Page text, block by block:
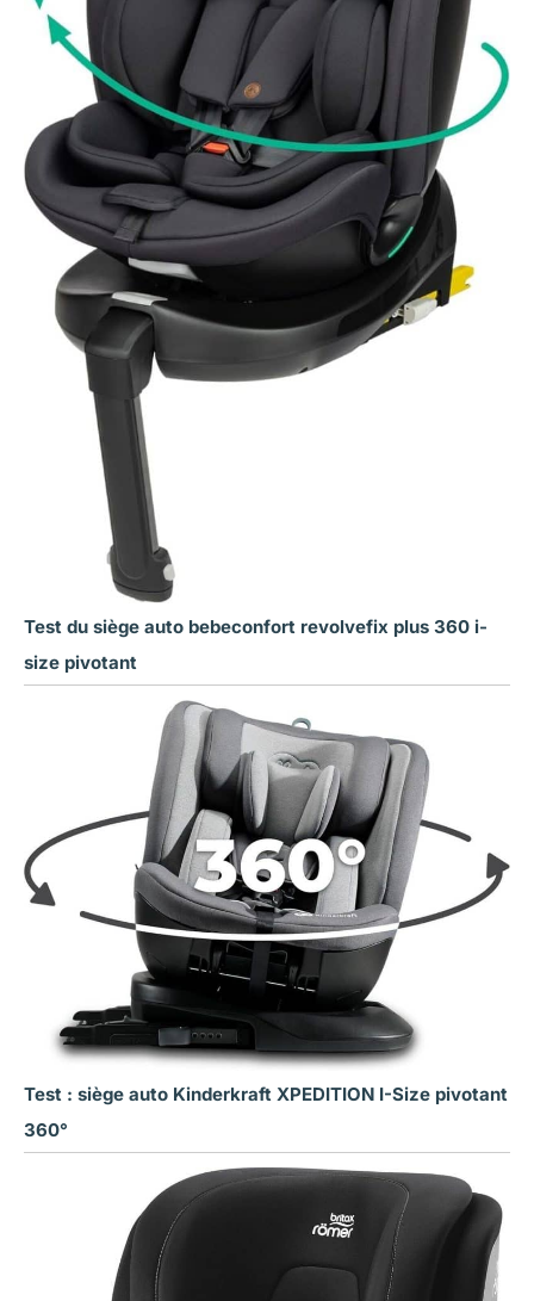
Test du siège auto bebeconfort revolvefix plus 360 i-
size pivotant
Test : siège auto Kinderkraft XPEDITION I-Size pivotant
360°